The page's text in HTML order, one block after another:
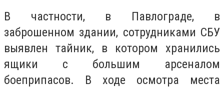
В частности, в Павлограде, в
заброшенном здании, сотрудниками СБУ
выявлен тайник, в котором хранились
ящики с большим арсеналом
боеприпасов. В ходе осмотра места